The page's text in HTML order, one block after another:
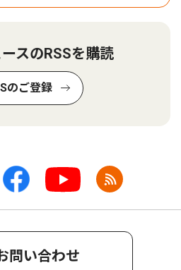
スのRSSを購読
のご登録
問い合わせ